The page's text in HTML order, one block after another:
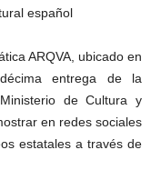
español
ARQVA, ubicado en
entrega de la
de Cultura y
en redes sociales
estatales a través de